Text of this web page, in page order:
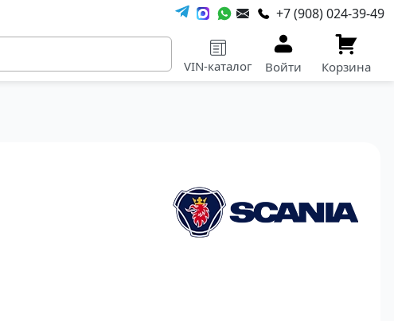
+7 (908) 024-39-49
VIN-каталог Войти Корзина